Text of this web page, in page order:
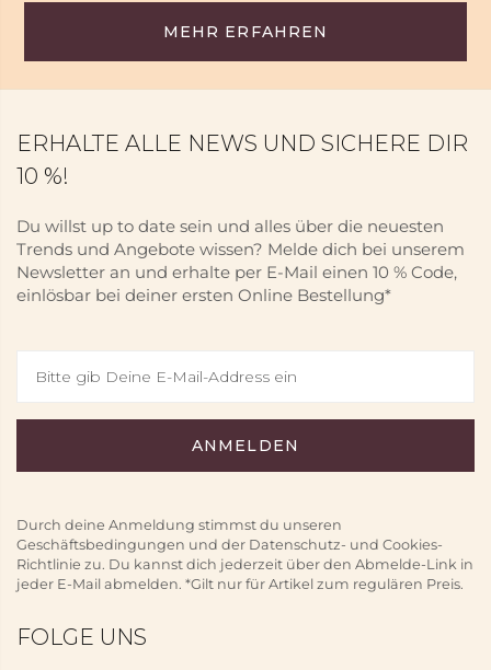
MEHR ERFAHREN
ERHALTE ALLE NEWS UND SICHERE DIR
10 %!
Du willst up to date sein und alles über die neuesten
Trends und Angebote wissen? Melde dich bei unserem
Newsletter an und erhalte per E-Mail einen 10 % Code,
einlösbar bei deiner ersten Online Bestellung*
Durch deine Anmeldung stimmst du unseren
Geschäftsbedingungen und der Datenschutz- und Cookies-
Richtlinie zu. Du kannst dich jederzeit über den Abmelde-Link in
jeder E-Mail abmelden. *Gilt nur für Artikel zum regulären Preis.
FOLGE UNS